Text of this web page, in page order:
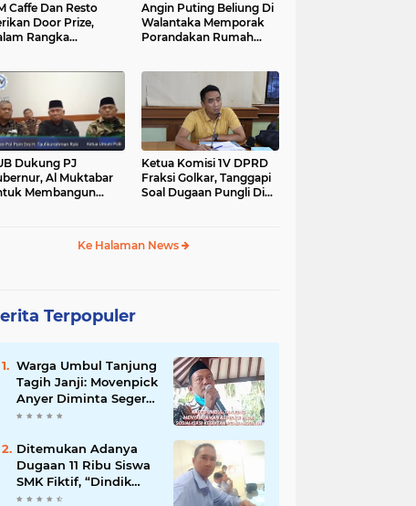
Caffe Dan Resto
Door Prize,
Rangka
Angin Puting Beliung Di
Walantaka Memporak
Porandakan Rumah
Dukung PJ
Al Muktabar
Membangun
Ketua Komisi 1V DPRD
Fraksi Golkar, Tanggapi
Soal Dugaan Pungli Di
Ke Halaman News
Terpopuler
Warga Umbul Tanjung
Tagih Janji: Movenpick
Anyer Diminta Segera
Buka Akses Jalan Ke
Ditemukan Adanya
Dugaan 11 Ribu Siswa
SMK Fiktif, “Dindik
Banten Bungkam